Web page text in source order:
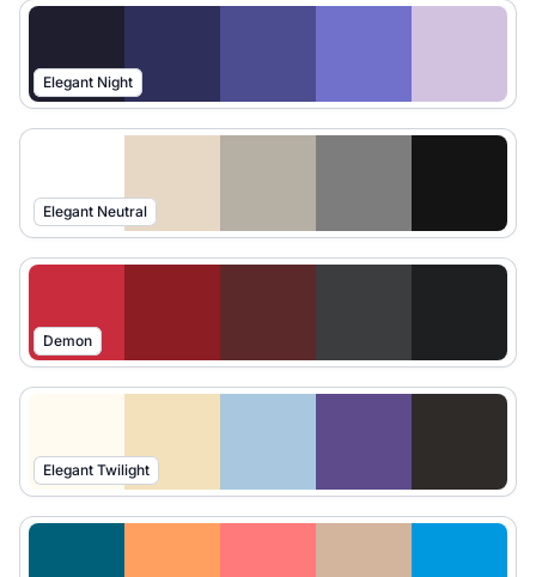
Elegant Night
Elegant Neutral
Demon
Elegant Twilight